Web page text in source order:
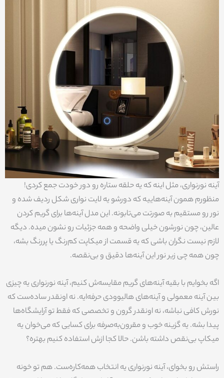
آینه نورنواری، مثل اینه که یه حلقه ستاره رو دور خودت جمع کردی!
منظورم همون آینه‌هاییه که دورشو یه لایت نواری شکل ردیف شده و
نور رو مستقیم به صورتت می‌تابونه. این مدل آینه‌ها برای گریم کردن
عالین، چون نورشون خیلی واضحه و همه جزئیات رو نشون میده. دیگه
لازم نیست نگران باشی که یه قسمت از میکاپت کم‌رنگ یا پررنگ بشه،
چون همه چی زیر نور این آینه‌ها دقیق و بی‌نقصه.
اگه بخوایم با بقیه آینه‌های گریم مقایسه‌ش کنیم، آینه نورنواری یه چیزی
بین آینه معمولی و آینه‌های هالیوودی حرفه‌ایه. نه اونقدر ساده‌ست که
نورش کافی نباشه، نه اونقدر گرون و تخصصی که فقط تو آرایشگاه‌ها
پیدا بشه. یه گزینه خوب و مقرون‌به‌صرفه برای کسایی که می‌خوان یه
میکاپ بی‌نقص داشته باشن. حالا کجا ازش استفاده کنیم بهتره؟
راستش رو بخوای، آینه نورنواری یه انتخاب همه‌کاره‌ست. هم تو خونه